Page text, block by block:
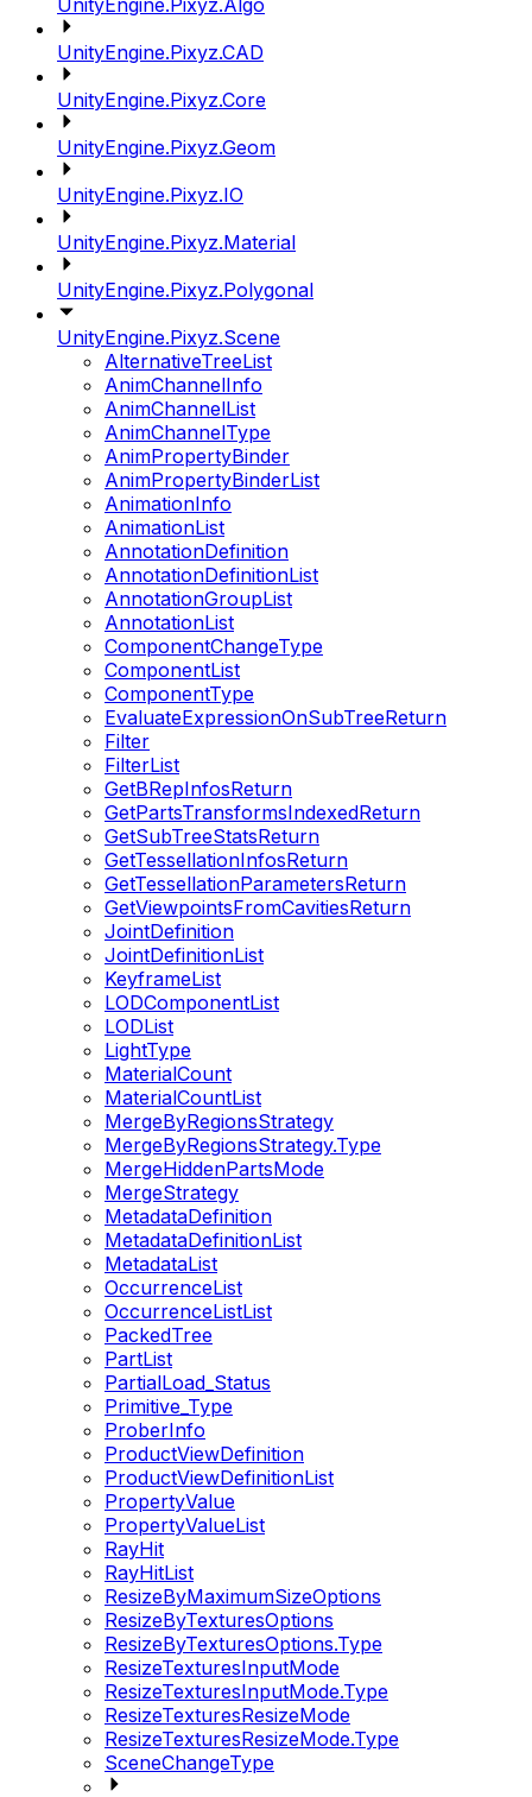
UnityEngine.Pixyz.Algo
UnityEngine.Pixyz.CAD
UnityEngine.Pixyz.Core
UnityEngine.Pixyz.Geom
UnityEngine.Pixyz.IO
UnityEngine.Pixyz.Material
UnityEngine.Pixyz.Polygonal
UnityEngine.Pixyz.Scene
AlternativeTreeList
AnimChannelInfo
AnimChannelList
AnimChannelType
AnimPropertyBinder
AnimPropertyBinderList
AnimationInfo
AnimationList
AnnotationDefinition
AnnotationDefinitionList
AnnotationGroupList
AnnotationList
ComponentChangeType
ComponentList
ComponentType
EvaluateExpressionOnSubTreeReturn
Filter
FilterList
GetBRepInfosReturn
GetPartsTransformsIndexedReturn
GetSubTreeStatsReturn
GetTessellationInfosReturn
GetTessellationParametersReturn
GetViewpointsFromCavitiesReturn
JointDefinition
JointDefinitionList
KeyframeList
LODComponentList
LODList
LightType
MaterialCount
MaterialCountList
MergeByRegionsStrategy
MergeByRegionsStrategy.Type
MergeHiddenPartsMode
MergeStrategy
MetadataDefinition
MetadataDefinitionList
MetadataList
OccurrenceList
OccurrenceListList
PackedTree
PartList
PartialLoad_Status
Primitive_Type
ProberInfo
ProductViewDefinition
ProductViewDefinitionList
PropertyValue
PropertyValueList
RayHit
RayHitList
ResizeByMaximumSizeOptions
ResizeByTexturesOptions
ResizeByTexturesOptions.Type
ResizeTexturesInputMode
ResizeTexturesInputMode.Type
ResizeTexturesResizeMode
ResizeTexturesResizeMode.Type
SceneChangeType